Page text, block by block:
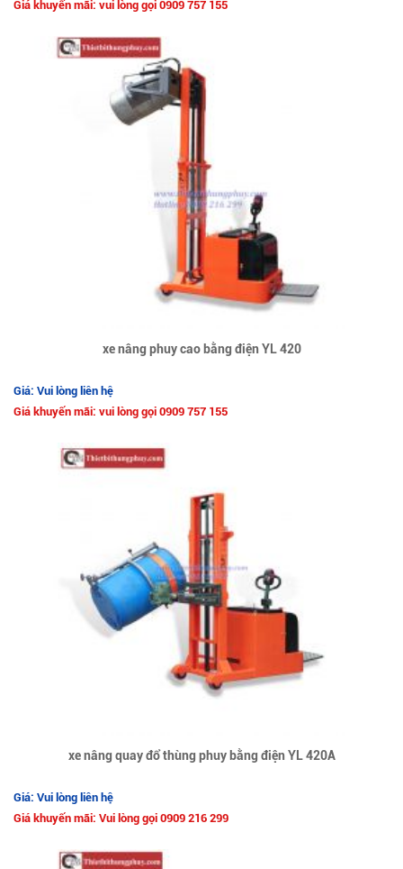
Giá khuyến mãi: vui lòng gọi 0909 757 155
xe nâng phuy cao bằng điện YL 420
Giá: Vui lòng liên hệ
Giá khuyến mãi: vui lòng gọi 0909 757 155
xe nâng quay đổ thùng phuy bằng điện YL 420A
Giá: Vui lòng liên hệ
Giá khuyến mãi: Vui lòng gọi 0909 216 299